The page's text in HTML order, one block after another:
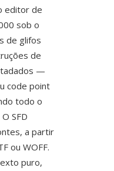
editor de
sob o
de glifos
de
—
code point
todo o
SFD
a partir
ou WOFF.
puro,